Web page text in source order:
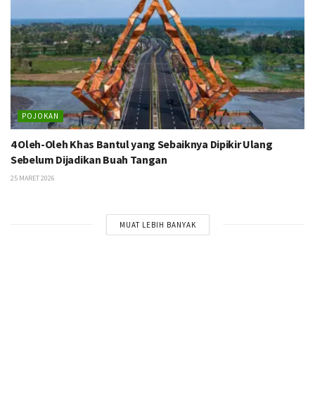
POJOKAN
4 Oleh-Oleh Khas Bantul yang Sebaiknya Dipikir Ulang
Sebelum Dijadikan Buah Tangan
25 MARET 2026
MUAT LEBIH BANYAK